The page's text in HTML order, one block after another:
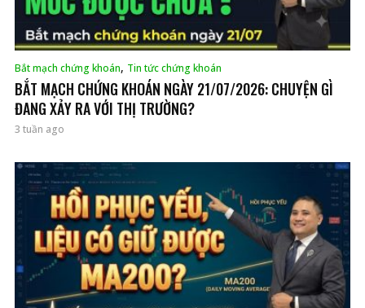
Bắt mạch chứng khoán, Tin tức chứng khoán
BẮT MẠCH CHỨNG KHOÁN NGÀY 21/07/2026: CHUYỆN GÌ
ĐANG XẢY RA VỚI THỊ TRƯỜNG?
3 tuần ago